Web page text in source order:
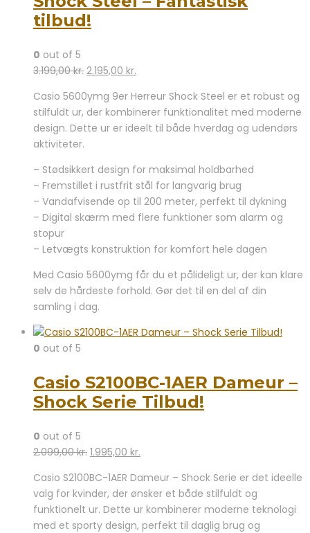
tilbud!
0 out of 5
3.199,00kr. Den
pris
var:
3.199,00 kr..
2.195,00 kr.
pris
er:
2.195,00 kr..
Casio 5600ymg 9er Herreur Shock Steel er et robust og
stilfuldt ur, der kombinerer funktionalitet med moderne
design. Dette ur er ideelt til både hverdag og udendørs
aktiviteter.
– Stødsikkert design for maksimal holdbarhed
– Fremstillet i rustfrit stål for langvarig brug
– Vandafvisende op til 200 meter, perfekt til dykning
– Digital skærm med flere funktioner som alarm og
stopur
– Letvægts konstruktion for komfort hele dagen
Med Casio 5600ymg får du et pålideligt ur, der kan klare
selv de hårdeste forhold. Gør det til en del af din
samling i dag.
0 out of 5
Casio S2100BC-1AER Dameur –
Shock Serie Tilbud!
0 out of 5
2.099,00kr. Den
pris
var:
2.099,00 kr..
1.995,00 kr.
pris
er:
1.995,00 kr..
Casio S2100BC-1AER Dameur – Shock Serie er det ideelle
valg for kvinder, der ønsker et både stilfuldt og
funktionelt ur. Dette ur kombinerer moderne teknologi
med et sporty design, perfekt til daglig brug og